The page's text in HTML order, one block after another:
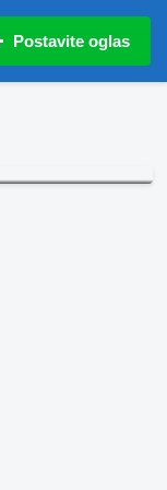
Postavite oglas